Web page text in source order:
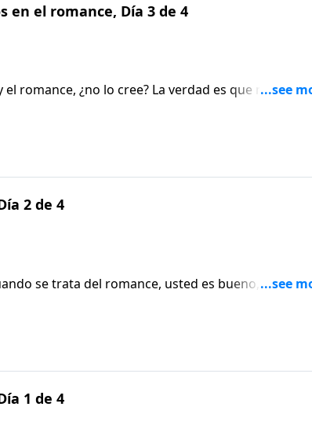
en el romance, Día 3 de 4
romance, ¿no lo cree? La verdad es que nunca
bien en la parte del amor.
2 de 4
se trata del romance, usted es bueno,
desarrollando algunos consejos que le
1 de 4